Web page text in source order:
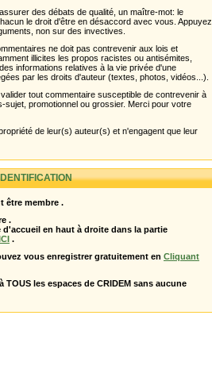
des débats de qualité, un maître-mot: le
le droit d'être en désaccord avec vous. Appuyez
non sur des invectives.
ne doit pas contrevenir aux lois et
illicites les propos racistes ou antisémites,
informations relatives à la vie privée d'une
par les droits d'auteur (textes, photos, vidéos...).
tout commentaire susceptible de contrevenir à
sujet, promotionnel ou grossier. Merci pour votre
de leur(s) auteur(s) et n'engagent que leur
être membre .
.
en haut à droite dans la partie
.
vous enregistrer gratuitement en Cliquant
les espaces de CRIDEM sans aucune